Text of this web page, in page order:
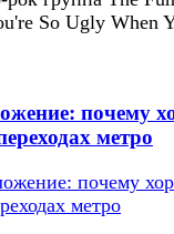
So Ugly When
почему
метро